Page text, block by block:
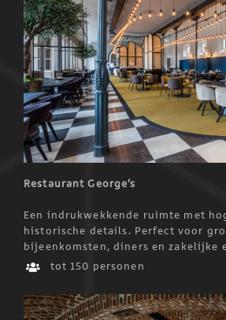
Restaurant George’s
Een indrukwekkende ruimte met
historische details. Perfect voor
bijeenkomsten, diners en zakelijke
tot 150 personen